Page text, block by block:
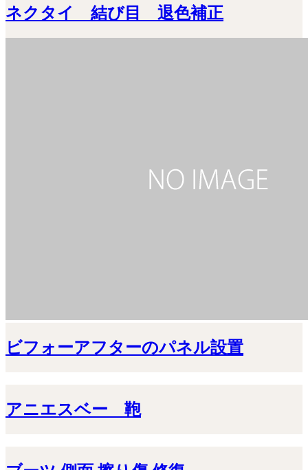
ネクタイ 結び目 退色補正
ビフォーアフターのパネル設置
アニエスベー 鞄